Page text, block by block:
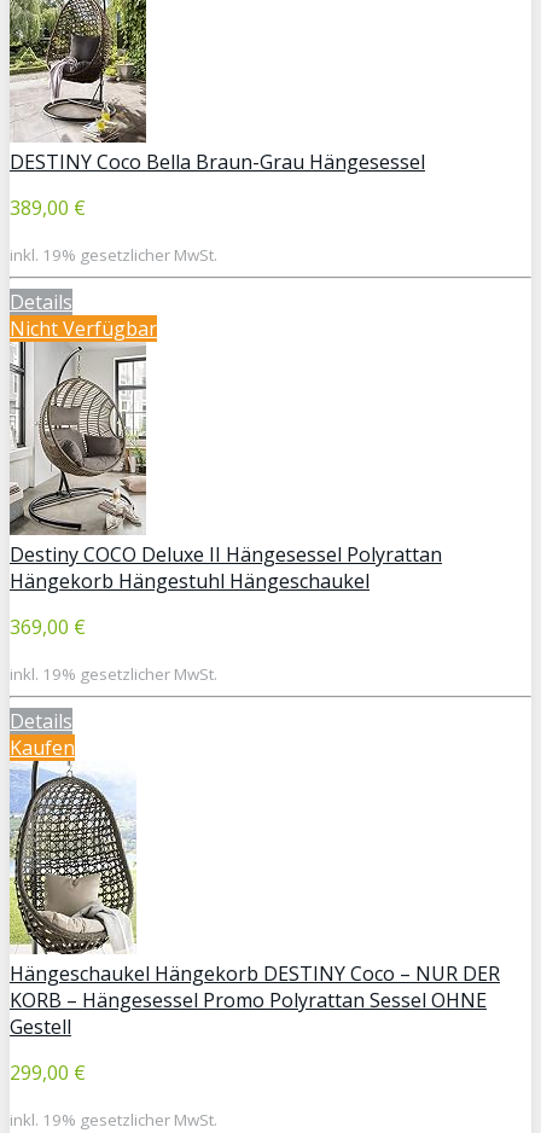
DESTINY Coco Bella Braun-Grau Hängesessel
389,00 €
inkl. 19% gesetzlicher MwSt.
Details
Nicht Verfügbar
Destiny COCO Deluxe II Hängesessel Polyrattan
Hängekorb Hängestuhl Hängeschaukel
369,00 €
inkl. 19% gesetzlicher MwSt.
Details
Kaufen
Hängeschaukel Hängekorb DESTINY Coco – NUR DER
KORB – Hängesessel Promo Polyrattan Sessel OHNE
Gestell
299,00 €
inkl. 19% gesetzlicher MwSt.